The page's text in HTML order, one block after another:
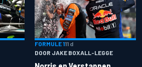
FORMULE 111 d
DOOR JAKE BOXALL-LEGGE